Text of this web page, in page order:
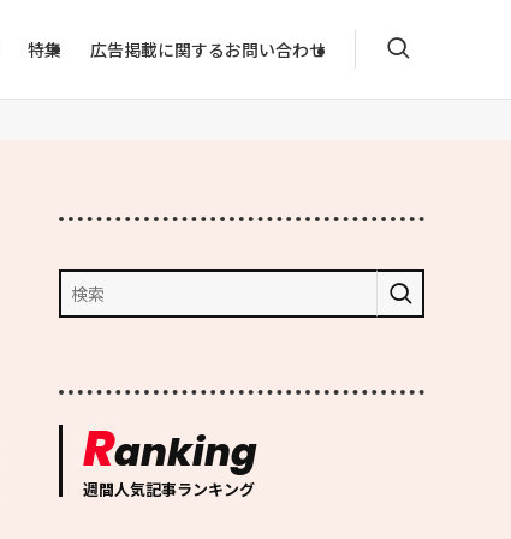
特集 広告掲載に関するお問い合わせ
Ranking
週間人気記事ランキング